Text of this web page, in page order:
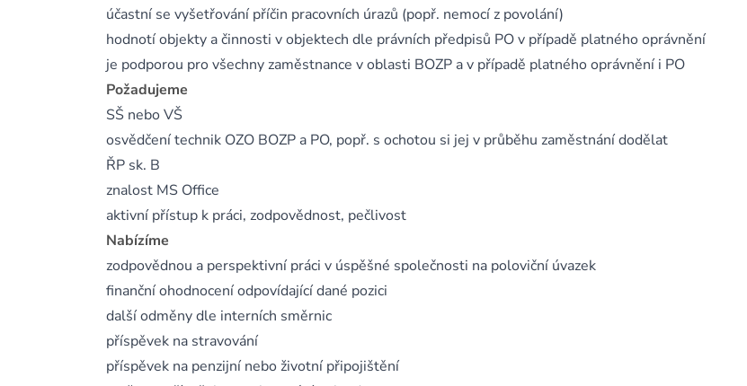
účastní se vyšetřování příčin pracovních úrazů (popř. nemocí z povolání)
hodnotí objekty a činnosti v objektech dle právních předpisů PO v případě platného oprávnění
je podporou pro všechny zaměstnance v oblasti BOZP a v případě platného oprávnění i PO
Požadujeme
SŠ nebo VŠ
osvědčení technik OZO BOZP a PO, popř. s ochotou si jej v průběhu zaměstnání dodělat
ŘP sk. B
znalost MS Office
aktivní přístup k práci, zodpovědnost, pečlivost
Nabízíme
zodpovědnou a perspektivní práci v úspěšné společnosti na poloviční úvazek
finanční ohodnocení odpovídající dané pozici
další odměny dle interních směrnic
příspěvek na stravování
příspěvek na penzijní nebo životní připojištění